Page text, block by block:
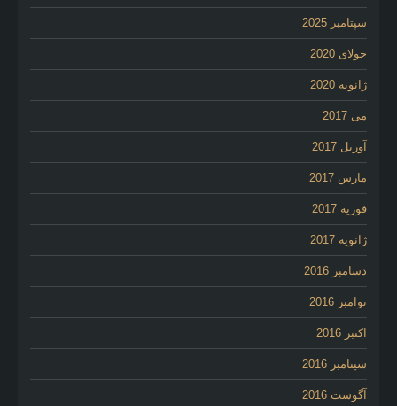
سپتامبر 2025
جولای 2020
ژانویه 2020
می 2017
آوریل 2017
مارس 2017
فوریه 2017
ژانویه 2017
دسامبر 2016
نوامبر 2016
اکتبر 2016
سپتامبر 2016
آگوست 2016